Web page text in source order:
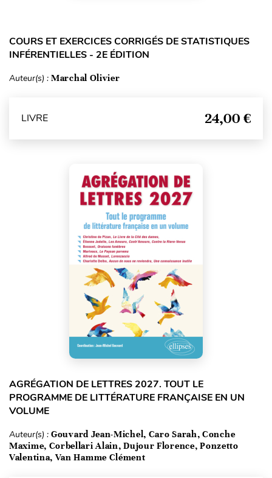
COURS ET EXERCICES CORRIGÉS DE STATISTIQUES
INFÉRENTIELLES - 2E ÉDITION
Auteur(s) : Marchal Olivier
LIVRE 24,00 €
AGRÉGATION DE LETTRES 2027. TOUT LE
PROGRAMME DE LITTÉRATURE FRANÇAISE EN UN
VOLUME
Auteur(s) : Gouvard Jean-Michel, Caro Sarah, Conche
Maxime, Corbellari Alain, Dujour Florence, Ponzetto
Valentina, Van Hamme Clément